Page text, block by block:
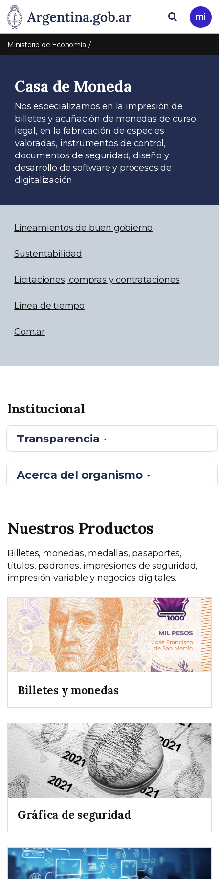
Presidencia
de
Nación
Pasar al contenido principal
Ir
a
Buscar
Ministerio de Economía
Casa de Moneda
Nos especializamos en la impresión de
billetes y acuñación de monedas de curso
legal, en la fabricación de especies
valoradas, instrumentos de control,
documentos de seguridad, diseño y
desarrollo de software y procesos de
digitalización.
Lineamientos de buen gobierno
Sustentabilidad
Licitaciones, compras y contrataciones
Línea de tiempo
Com.ar
Institucional
Transparencia
Acerca del organismo
Nuestros Productos
Billetes, monedas, medallas, pasaportes,
títulos, padrones, impresiones de seguridad,
impresión variable y negocios digitales.
Billetes y monedas
Gráfica de seguridad